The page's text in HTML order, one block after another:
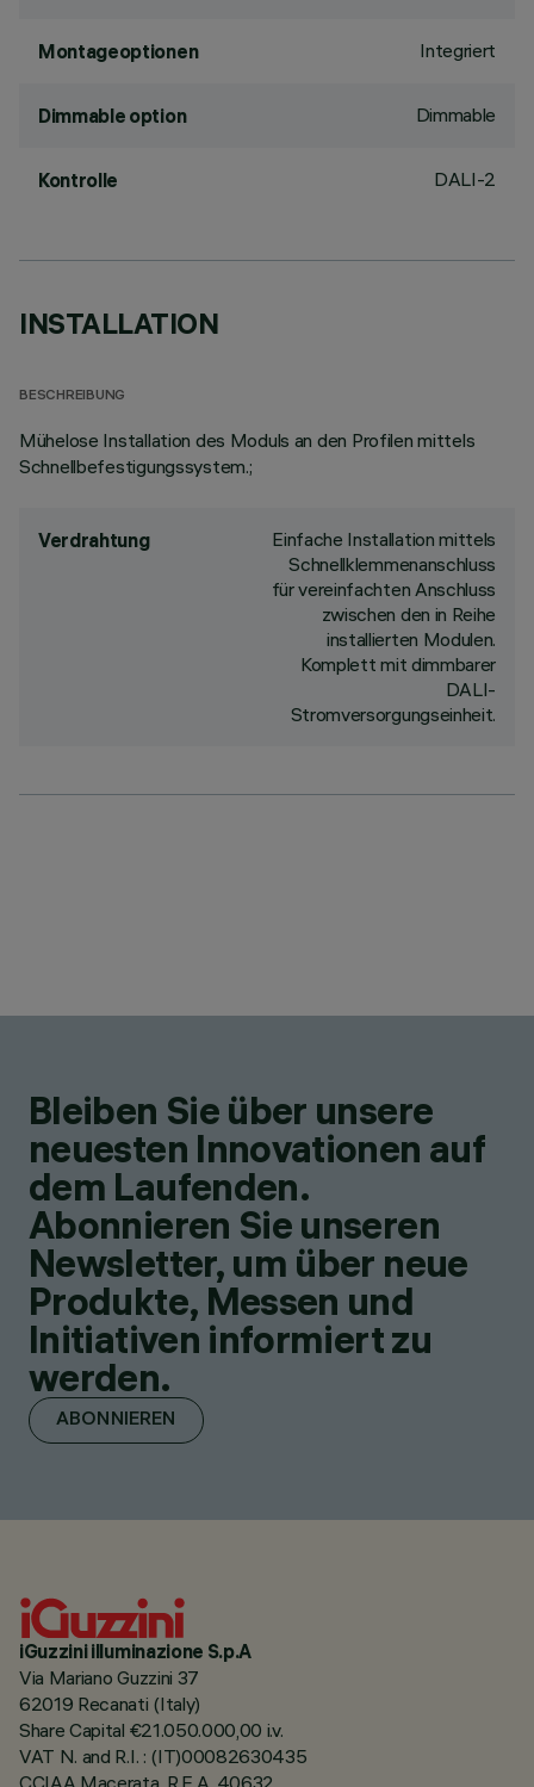
Montageoptionen Integriert
Dimmable option Dimmable
Kontrolle DALI-2
INSTALLATION
BESCHREIBUNG
Mühelose Installation des Moduls an den Profilen mittels
Schnellbefestigungssystem.;
Verdrahtung
Einfache Installation mittels
Schnellklemmenanschluss
für vereinfachten Anschluss
zwischen den in Reihe
installierten Modulen.
Komplett mit dimmbarer
DALI-
Stromversorgungseinheit.
Bleiben Sie über unsere
neuesten Innovationen auf
dem Laufenden.
Abonnieren Sie unseren
Newsletter, um über neue
Produkte, Messen und
Initiativen informiert zu
werden.
ABONNIEREN
iGuzzini illuminazione S.p.A
Via Mariano Guzzini 37
62019 Recanati (Italy)
Share Capital €21.050.000,00 i.v.
VAT N. and R.I. : (IT)00082630435
CCIAA Macerata, R.E.A. 40632